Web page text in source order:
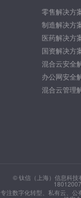
零售解决方
制造解决方
医药解决方
国资解决方
混合云安全
办公网安全
混合云管理
© 钛信（上海）信息科
专注数字化转型、私有云、公